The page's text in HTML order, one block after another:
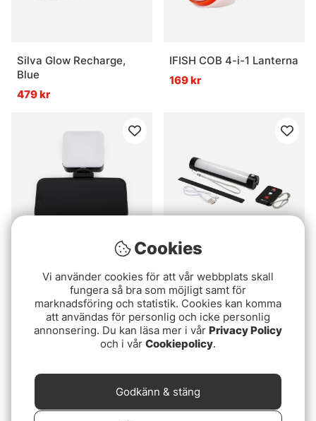
Silva Glow Recharge,
Blue
479 kr
IFISH COB 4-i-1 Lanterna
169 kr
Korum Self Take Station
Mikado IR Bivvy Light w.
Remote
419 kr
Cookies
Vi använder cookies för att vår webbplats skall
fungera så bra som möjligt samt för
marknadsföring och statistik. Cookies kan komma
att användas för personlig och icke personlig
annonsering. Du kan läsa mer i vår Privacy Policy
och i vår Cookiepolicy.
Godkänn & stäng